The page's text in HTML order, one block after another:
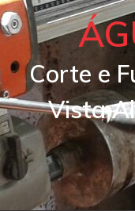
Corte e
Vista